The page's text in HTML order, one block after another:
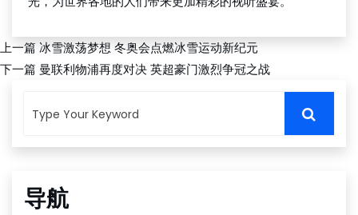
上一篇冰雪激荡梦想 冬奥会点燃冰雪运动新纪元
下一篇 曼联利物浦再度对决 英超豪门激烈争冠之战
导航